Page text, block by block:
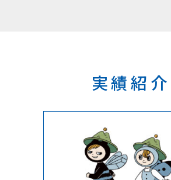
実績紹介